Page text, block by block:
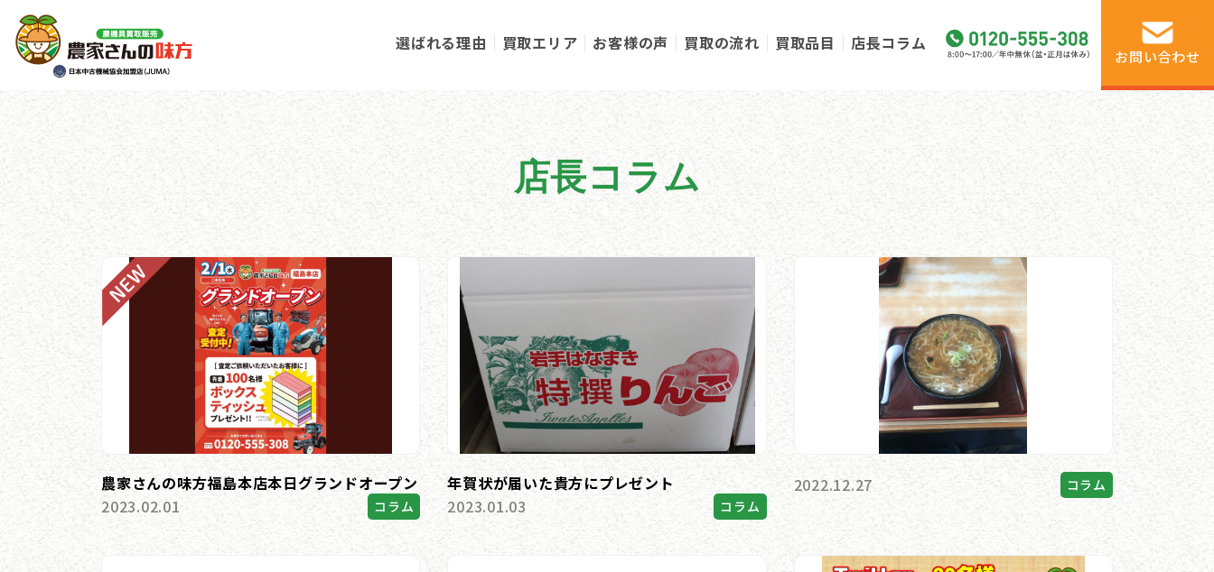
選ばれる理由 買取エリア お客様の声 買取の流れ 買取品目 店長コラム
お問い合わせ
店長コラム
農家さんの味方福島本店本日グランドオープン
2023.02.01
コラム
年賀状が届いた貴方にプレゼント
2023.01.03
コラム
2022.12.27 コラム